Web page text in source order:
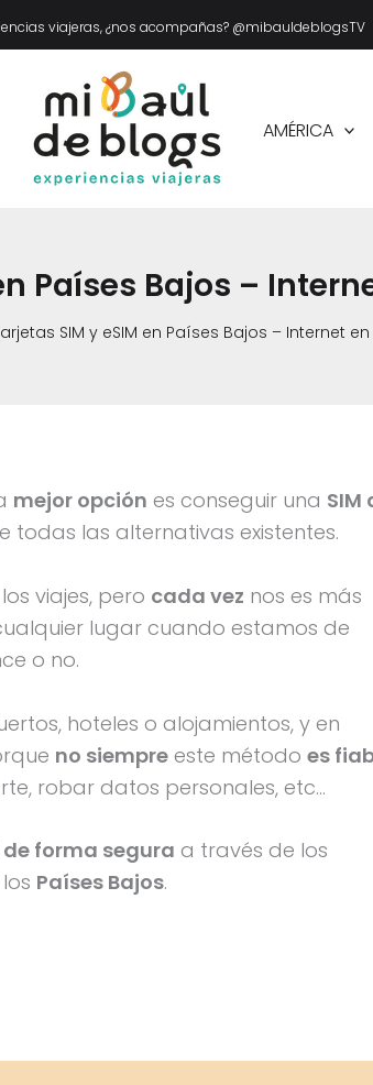
viajeras, ¿nos acompañas? @mibauldeblogsTV
AMÉRICA
Países Bajos –
SIM y eSIM en Países Bajos – Internet
mejor opción es conseguir una SIM
todas las alternativas existentes.
viajes, pero cada vez nos es más
lugar cuando estamos de
o no.
hoteles o alojamientos, y en
no siempre este método es
robar datos personales, etc…
forma segura a través de los
Países Bajos.